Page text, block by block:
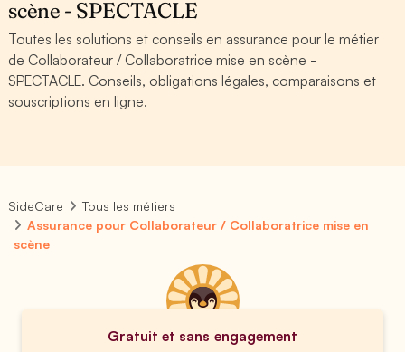
scène - SPECTACLE
Toutes les solutions et conseils en assurance pour le métier
de Collaborateur / Collaboratrice mise en scène -
SPECTACLE. Conseils, obligations légales, comparaisons et
souscriptions en ligne.
SideCare
Tous les métiers
Assurance pour Collaborateur / Collaboratrice mise en
scène
Gratuit et sans engagement